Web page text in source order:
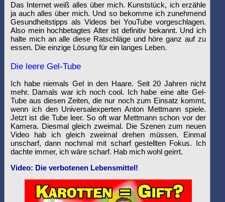
Das Internet weiß alles über mich. Kunststück, ich erzähle
ja auch alles über mich. Und so bekomme ich zunehmend
Gesundheitstipps als Videos bei YouTube vorgeschlagen.
Also mein hochbetagtes Alter ist definitiv bekannt. Und ich
halte mich an alle diese Ratschläge und höre ganz auf zu
essen. Die einzige Lösung für ein langes Leben.
Die leere Gel-Tube
Ich habe niemals Gel in den Haare. Seit 20 Jahren nicht
mehr. Damals war ich noch cool. Ich habe eine alte Gel-
Tube aus diesen Zeiten, die nur noch zum Einsatz kommt,
wenn ich den Universalexperten Anton Mettmann spiele.
Jetzt ist die Tube leer. So oft war Mettmann schon vor der
Kamera. Diesmal gleich zweimal. Die Szenen zum neuen
Video hab ich gleich zweimal drehen müssen. Einmal
unscharf, dann nochmal mit scharf gestellten Fokus. Ich
dachte immer, ich wäre scharf. Hab mich wohl geirrt.
Video: Die verbotenen Lebensmittel!